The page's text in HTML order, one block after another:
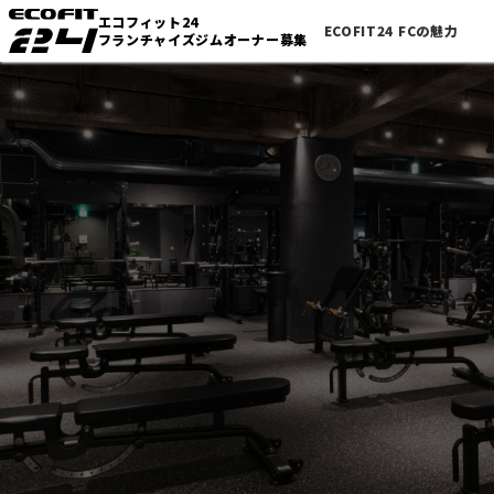
エコフィット24
フランチャイズジムオーナー募集
ECOFIT24 FCの魅力